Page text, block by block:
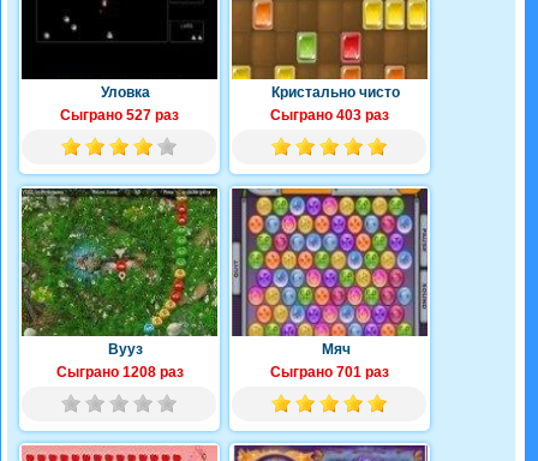
Уловка
Сыграно 527 раз
Кристально чисто
Сыграно 403 раз
Вууз
Сыграно 1208 раз
Мяч
Сыграно 701 раз